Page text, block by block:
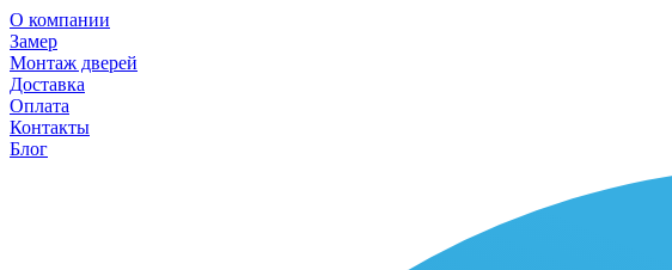
О компании
Замер
Монтаж дверей
Доставка
Оплата
Контакты
Блог